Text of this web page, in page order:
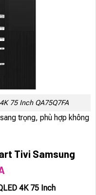
75 Inch QA75Q7FA
trọng, phù hợp không
Tivi Samsung
4K 75 Inch